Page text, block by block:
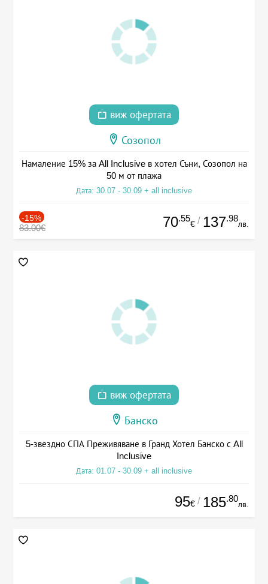
виж офертата
Созопол
Намаление 15% за All Inclusive в хотел Съни, Созопол на
50 м от плажа
Дата: 30.07 - 30.09 + all inclusive
-15%
83.00€ 70.55
€ / 137.98
лв.
виж офертата
Банско
5-звездно СПА Преживяване в Гранд Хотел Банско с All
Inclusive
Дата: 01.07 - 30.09 + all inclusive
95€ / 185.80
лв.